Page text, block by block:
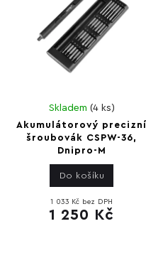
Akumulátorový precizní
šroubovák CSPW-36,
Dnipro-M
Skladem (4 ks)
1 033 Kč bez DPH
1 250 Kč
Do košíku